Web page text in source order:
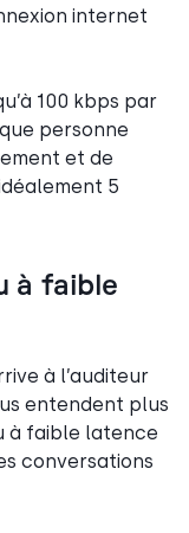
internet
100 kbps par
personne
et de
5
à faible
à l’auditeur
entendent plus
à faible latence
conversations